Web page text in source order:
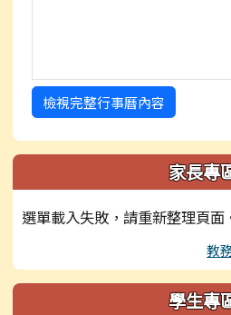
檢視完整行事曆內容
家長專
選單載入失敗，請重新整理頁面
教
學生專